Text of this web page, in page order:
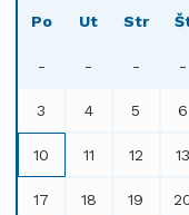
Po Ut Str
- - - -
3 4 5 6
10 11 12 13
17 18 19